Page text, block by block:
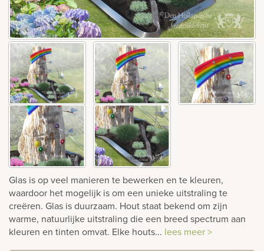
Bekijk
ook:
Glas is op veel manieren te bewerken en te kleuren,
waardoor het mogelijk is om een unieke uitstraling te
creëren. Glas is duurzaam. Hout staat bekend om zijn
warme, natuurlijke uitstraling die een breed spectrum aan
kleuren en tinten omvat. Elke houts... lees meer >